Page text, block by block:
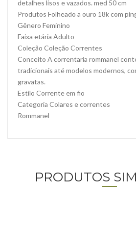
detalhes lisos e vazados. med 50 cm
Produtos Folheado a ouro 18k com
Gênero Feminino
Faixa etária Adulto
Coleção Coleção Correntes
Conceito A correntaria rommanel
tradicionais até modelos modernos,
gravatas.
Estilo Corrente em fio
Categoria Colares e correntes
Rommanel
PRODUTOS